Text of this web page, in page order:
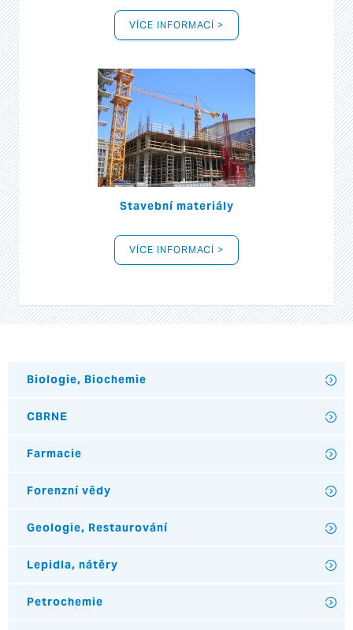
VÍCE INFORMACÍ >
Stavební materiály
VÍCE INFORMACÍ >
Biologie, Biochemie
CBRNE
Farmacie
Forenzní vědy
Geologie, Restaurování
Lepidla, nátěry
Petrochemie